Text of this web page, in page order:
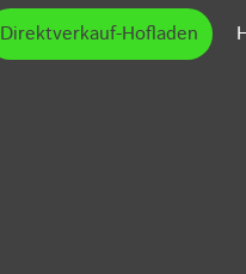
Direktverkauf-Hofladen